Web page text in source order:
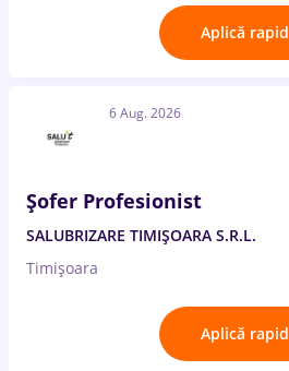
Aplică rapid
6 Aug. 2026
Șofer Profesionist
SALUBRIZARE TIMIȘOARA S.R.L.
Timișoara
Aplică rapid